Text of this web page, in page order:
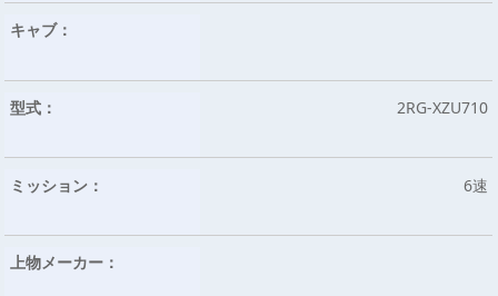
キャブ：
型式： 2RG-XZU710
ミッション： 6速
上物メーカー：